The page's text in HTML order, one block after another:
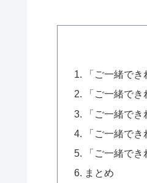
「ご一緒で
「ご一緒で
「ご一緒で
「ご一緒で
「ご一緒で
まとめ